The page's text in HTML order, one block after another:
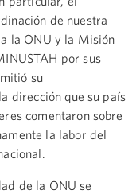
de nuestra
la ONU y la Misión
por sus
su
dirección que su país
comentaron sobre
la labor del
de la ONU se